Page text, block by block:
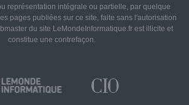
représentation intégrale ou partielle, par quelque
pages publiées sur ce site, faite sans l'autorisation
du site LeMondeInformatique.fr est illicite et
constitue une contrefaçon.